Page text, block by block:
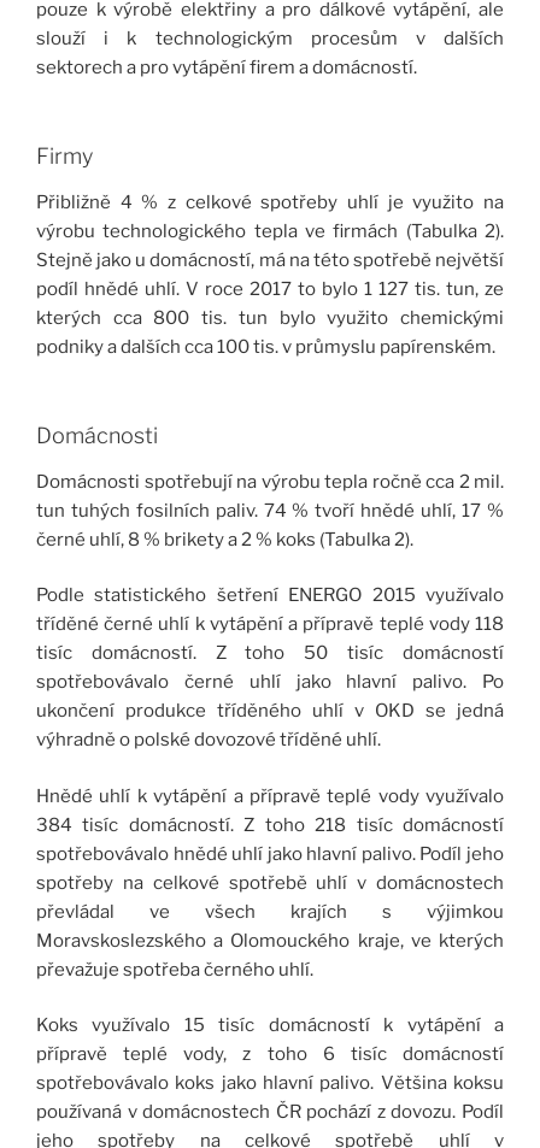
pouze k výrobě elektřiny a pro dálkové vytápění, ale
slouží i k technologickým procesům v dalších
sektorech a pro vytápění firem a domácností.
Firmy
Přibližně 4 % z celkové spotřeby uhlí je využito na
výrobu technologického tepla ve firmách (Tabulka 2).
Stejně jako u domácností, má na této spotřebě největší
podíl hnědé uhlí. V roce 2017 to bylo 1 127 tis. tun, ze
kterých cca 800 tis. tun bylo využito chemickými
podniky a dalších cca 100 tis. v průmyslu papírenském.
Domácnosti
Domácnosti spotřebují na výrobu tepla ročně cca 2 mil.
tun tuhých fosilních paliv. 74 % tvoří hnědé uhlí, 17 %
černé uhlí, 8 % brikety a 2 % koks (Tabulka 2).
Podle statistického šetření ENERGO 2015 využívalo
tříděné černé uhlí k vytápění a přípravě teplé vody 118
tisíc domácností. Z toho 50 tisíc domácností
spotřebovávalo černé uhlí jako hlavní palivo. Po
ukončení produkce tříděného uhlí v OKD se jedná
výhradně o polské dovozové tříděné uhlí.
Hnědé uhlí k vytápění a přípravě teplé vody využívalo
384 tisíc domácností. Z toho 218 tisíc domácností
spotřebovávalo hnědé uhlí jako hlavní palivo. Podíl jeho
spotřeby na celkové spotřebě uhlí v domácnostech
převládal ve všech krajích s výjimkou
Moravskoslezského a Olomouckého kraje, ve kterých
převažuje spotřeba černého uhlí.
Koks využívalo 15 tisíc domácností k vytápění a
přípravě teplé vody, z toho 6 tisíc domácností
spotřebovávalo koks jako hlavní palivo. Většina koksu
používaná v domácnostech ČR pochází z dovozu. Podíl
jeho spotřeby na celkové spotřebě uhlí v